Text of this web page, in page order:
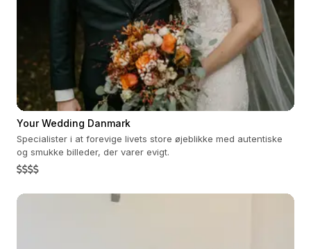
Your Wedding Danmark
Specialister i at forevige livets store øjeblikke med autentiske
og smukke billeder, der varer evigt.